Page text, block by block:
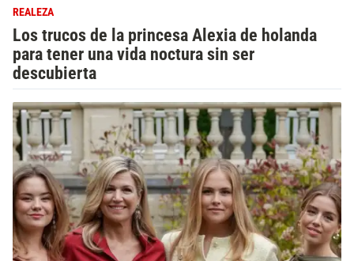
REALEZA
Los trucos de la princesa Alexia de holanda
para tener una vida noctura sin ser
descubierta